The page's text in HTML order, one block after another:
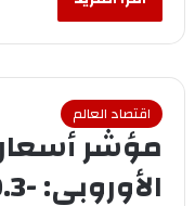
اقتصاد العالم
مؤشر